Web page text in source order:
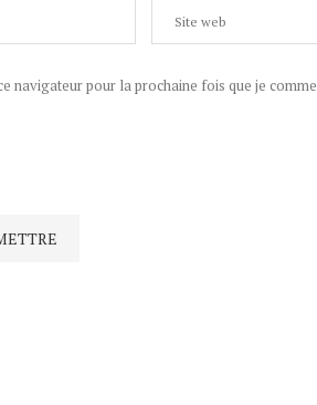
navigateur pour la prochaine fois que je